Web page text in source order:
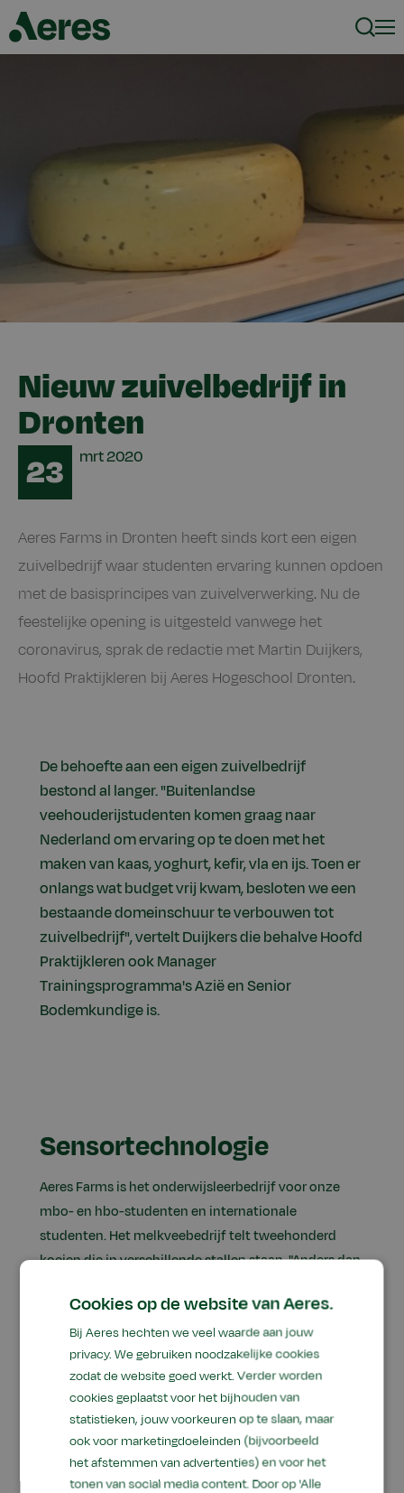
Nieuw zuivelbedrijf in
Dronten
23 mrt2020
​​​​Aeres Farms in Dronten heeft sinds kort een eigen
zuivelbedrijf waar studenten ervaring kunnen opdoen
met de basisprincipes van zuivelverwerking. Nu de
feestelijke opening is uitgesteld vanwege het
coronavirus, sprak de redactie met Martin Duijkers,
Hoofd Praktijkleren bij Aeres Hogeschool Dronten.
De behoefte aan een eigen zuivelbedrijf
bestond al langer. ​"Buitenlandse
veehouderijstudenten komen graag naar
Nederland om ervaring op te doen met het
maken van kaas, yoghurt, kefir, vla en ijs. Toen er
onlangs wat budget vrij kwam, besloten we een
bestaande domeinschuur te verbouwen tot
zuivelbedrijf", vertelt Duijkers die behalve Hoofd
Praktijkleren ook Manager
Trainingsprogramma's Azië en Senior
Bodemkundige is.
Sensortechnologie
Aeres Farms is het onderwijsleerbedrijf voor onze
mbo- en hbo-studenten en internationale
studenten. Het melkveebedrijf telt tweehonderd
koeien die in verschillende stallen staan. "Anders dan
Dronten drie houderijsystemen: een gangbare
doorloopstal, een robotstal en een biologische
weidestal. Dit heeft als voordeel dat studenten met
alle drie de houderijsystemen onderzoek kunnen
doen. Ze maken hierbij gebruik van
sensortechnologie om te kijken naar melkproductie,
productkwaliteit, dierenwelzijn, voeding, diëten en
bijvoorbeeld gezondheid", legt het Hoofd
Cookies op de website van Aeres.
Bij Aeres hechten we veel waarde aan jouw
privacy. We gebruiken noodzakelijke cookies
zodat de website goed werkt. Verder worden
cookies geplaatst voor het bijhouden van
statistieken, jouw voorkeuren op te slaan, maar
ook voor marketingdoeleinden (bijvoorbeeld
het afstemmen van advertenties) en voor het
tonen van social media content. Door op 'Alle